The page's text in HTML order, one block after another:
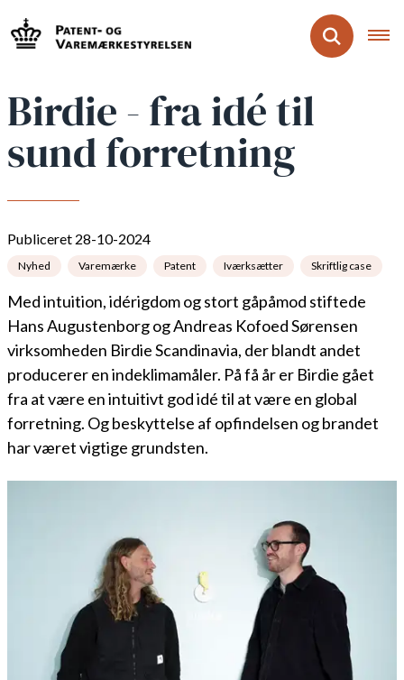
Birdie - fra idé til
sund forretning
Publiceret 28-10-2024
Nyhed Varemærke Patent Iværksætter Skriftlig case
Med intuition, idérigdom og stort gåpåmod stiftede
Hans Augustenborg og Andreas Kofoed Sørensen
virksomheden Birdie Scandinavia, der blandt andet
producerer en indeklimamåler. På få år er Birdie gået
fra at være en intuitivt god idé til at være en global
forretning. Og beskyttelse af opfindelsen og brandet
har været vigtige grundsten.